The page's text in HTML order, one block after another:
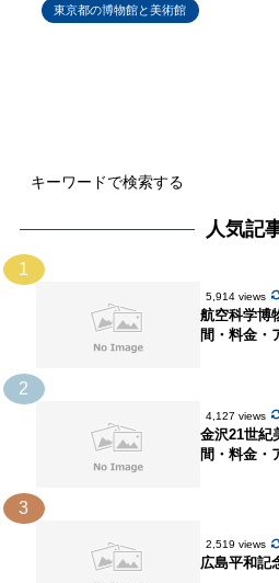
東京都の博物館と美術館
人気記
1
5,914 views
航空科学博
間・料金・
2
4,127 views
金沢21世紀
間・料金・
3
2,519 views
広島平和記